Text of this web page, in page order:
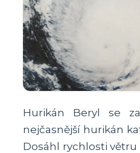
Hurikán Beryl se
nejčasnější hurikán
Dosáhl rychlosti